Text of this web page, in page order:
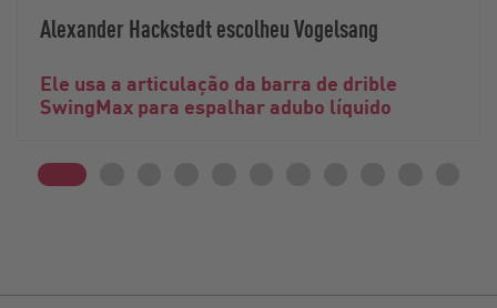
Alexander Hackstedt escolheu Vogelsang
Ele usa a articulação da barra de drible
SwingMax para espalhar adubo líquido